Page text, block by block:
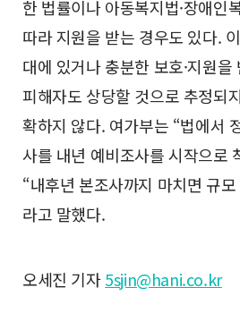
한 법률이나 아동복지법·장애인
따라 지원을 받는 경우도 있다.
대에 있거나 충분한 보호·지원
피해자도 상당할 것으로 추정되
확하지 않다. 여가부는 “법에서
사를 내년 예비조사를 시작으로
“내후년 본조사까지 마치면 규
라고 말했다.
오세진 기자5sjin@hani.co.kr